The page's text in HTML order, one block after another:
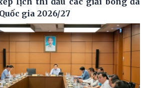
gia 2026/27